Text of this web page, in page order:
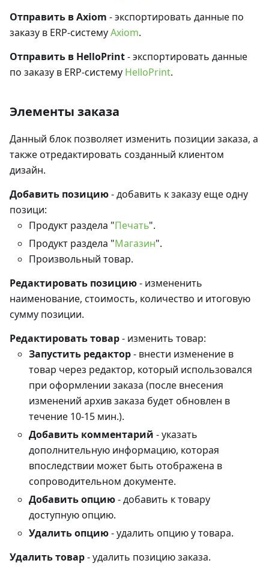
Отправить в Axiom - экспортировать данные по
заказу в ERP-системуAxiom.
Отправить в HelloPrint- экспортировать данные
по заказу в ERP-систему HelloPrint.
Элементы заказа
Данный блок позволяет изменить позиции заказа, а
также отредактировать созданный клиентом
дизайн.
Добавить позицию- добавить к заказу еще одну
позици:
Продукт раздела "Печать".
Продукт раздела "Магазин".
Произвольный товар.
Редактировать позицию- измененить
наименование, стоимость, количество и итоговую
сумму позиции.
Редактировать товар- изменить товар:
Запустить редактор- внести изменение в
товар через редактор, который использовался
при оформлении заказа (после внесения
изменений архив заказа будет обновлен в
течение 10-15 мин.).
Добавить комментарий - указать
дополнительную информацию, которая
впоследствии может быть отображена в
сопроводительном документе.
Добавить опцию- добавить к товару
доступную опцию.
Удалить опцию- удалить опцию у товара.
Удалить товар- удалить позицию заказа.